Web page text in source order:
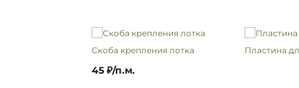
Скоба крепления лотка
45 ₽/п.м.
Пластина